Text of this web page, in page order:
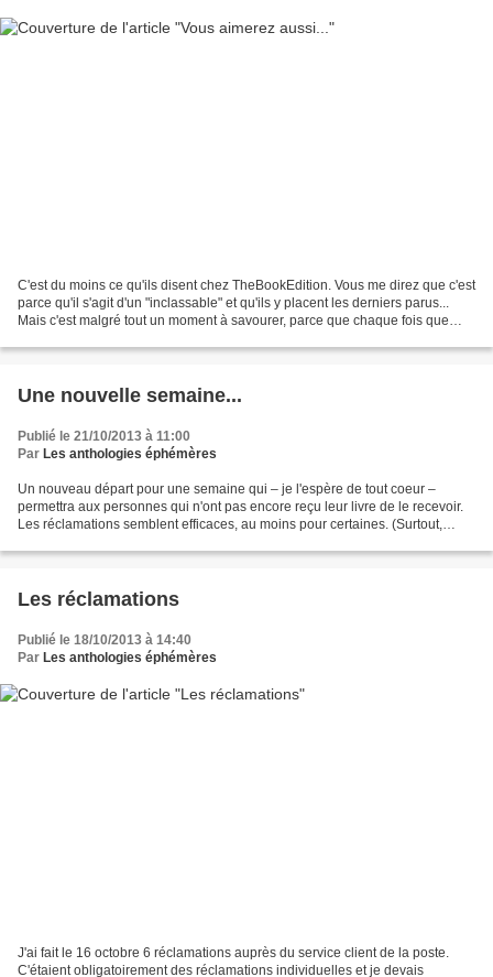
C'est du moins ce qu'ils disent chez TheBookEdition. Vous me direz que c'est
parce qu'il s'agit d'un "inclassable" et qu'ils y placent les derniers parus...
Mais c'est malgré tout un moment à savourer, parce que chaque fois que
Une nouvelle semaine...
Publié le 21/10/2013 à 11:00
Par Les anthologies éphémères
Un nouveau départ pour une semaine qui – je l'espère de tout coeur –
permettra aux personnes qui n'ont pas encore reçu leur livre de le recevoir.
Les réclamations semblent efficaces, au moins pour certaines. (Surtout,
Les réclamations
Publié le 18/10/2013 à 14:40
Par Les anthologies éphémères
J'ai fait le 16 octobre 6 réclamations auprès du service client de la poste.
C'étaient obligatoirement des réclamations individuelles et je devais